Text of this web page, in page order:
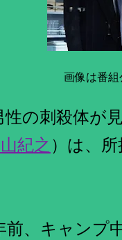
画像は番組
の刺殺体が
紀之 ）は、
前、キャンプ